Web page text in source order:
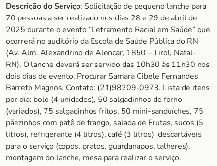
Descrição do Serviço: Solicitação de pequeno lanche para
70 pessoas a ser realizado nos dias 28 e 29 de abril de
2025 durante o evento “Letramento Racial em Saúde” que
ocorrerá no auditório da Escola de Saúde Pública do RN
(Av. Alm. Alexandrino de Alencar, 1850 – Tirol, Natal-
RN). O lanche deverá ser servido das 10h30 às 11h30 nos
dois dias de evento. Procurar Samara Cibele Fernandes
Barreto Magnos. Contato: (21)98209-0973. Lista de itens
por dia: bolo (4 unidades), 50 salgadinhos de forno
(variados), 75 salgadinhos fritos, 50 mini-sanduíches, 75
pãezinhos com patê de frango, salada de Frutas, sucos (5
litros), refrigerante (4 litros), café (3 litros), descartáveis
para o serviço (copos, pratos, guardanapos, talheres),
montagem do lanche, mesa para realizar o serviço.